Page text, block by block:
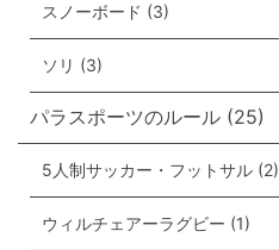
スノーボード (3)
ソリ (3)
パラスポーツのルール (25)
5人制サッカー・フットサル (2)
ウィルチェアーラグビー (1)